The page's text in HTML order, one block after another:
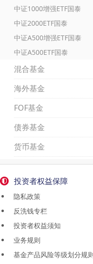
中证1000增强ETF国泰
中证2000ETF国泰
中证A500增强ETF国泰
中证A500ETF国泰
混合基金
海外基金
FOF基金
债券基金
货币基金
投资者权益保障
隐私政策
反洗钱专栏
投资者权益须知
业务规则
基金产品风险等级划分规